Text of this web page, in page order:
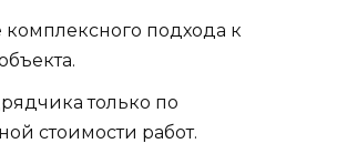
комплексного подхода к
только по
стоимости работ.